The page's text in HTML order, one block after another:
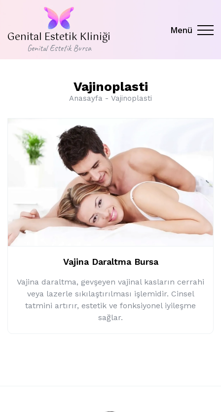
Genital Estetik Kliniği
Genital Estetik Bursa
Menü
Vajinoplasti
Anasayfa Vajinoplasti
Vajina Daraltma Bursa
Vajina daraltma, gevşeyen vajinal kasların cerrahi
veya lazerle sıkılaştırılması işlemidir. Cinsel
tatmini artırır, estetik ve fonksiyonel iyileşme
sağlar.